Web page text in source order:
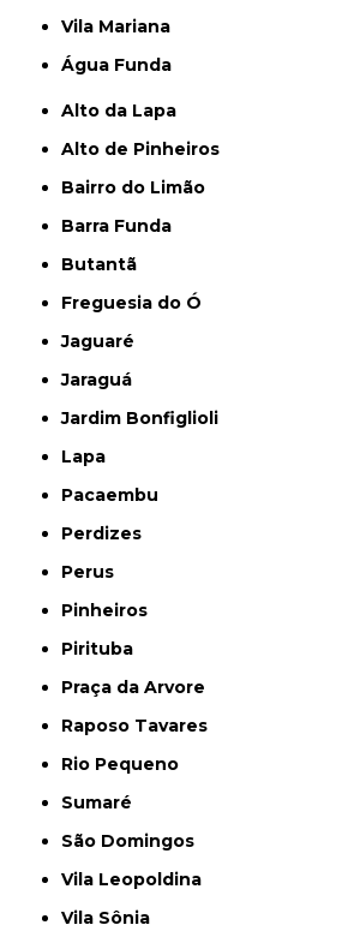
Vila Mariana
Água Funda
Alto da Lapa
Alto de Pinheiros
Bairro do Limão
Barra Funda
Butantã
Freguesia do Ó
Jaguaré
Jaraguá
Jardim Bonfiglioli
Lapa
Pacaembu
Perdizes
Perus
Pinheiros
Pirituba
Praça da Arvore
Raposo Tavares
Rio Pequeno
Sumaré
São Domingos
Vila Leopoldina
Vila Sônia